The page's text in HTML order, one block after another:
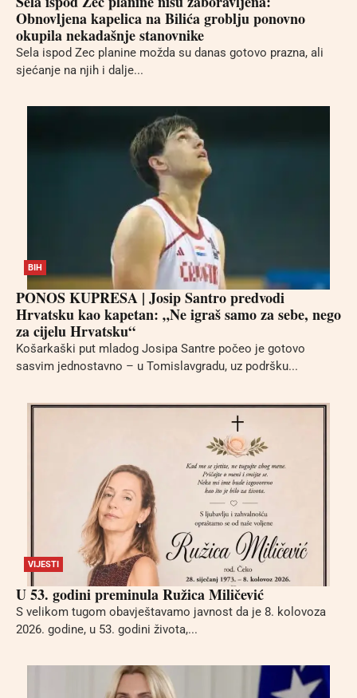
Obnovljena kapelica na Bilića groblju ponovno
okupila nekadašnje stanovnike
Sela ispod Zec planine možda su danas gotovo prazna, ali
sjećanje na njih i dalje...
BIH
PONOS KUPRESA | Josip Santro predvodi
Hrvatsku kao kapetan: „Ne igraš samo za sebe, nego
za cijelu Hrvatsku“
Košarkaški put mladog Josipa Santre počeo je gotovo
sasvim jednostavno – u Tomislavgradu, uz podršku...
VIJESTI
U 53. godini preminula Ružica Miličević
S velikom tugom obavještavamo javnost da je 8. kolovoza
2026. godine, u 53. godini života,...